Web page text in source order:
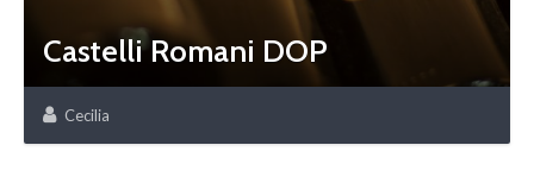
Castelli Romani DOP
Cecilia